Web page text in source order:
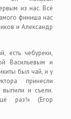
из нас. Всё
финиша нас
и Александр
есть чебуреки,
Васильевым и
был чай, и у
принесли
и съели.
раз!» (Егор